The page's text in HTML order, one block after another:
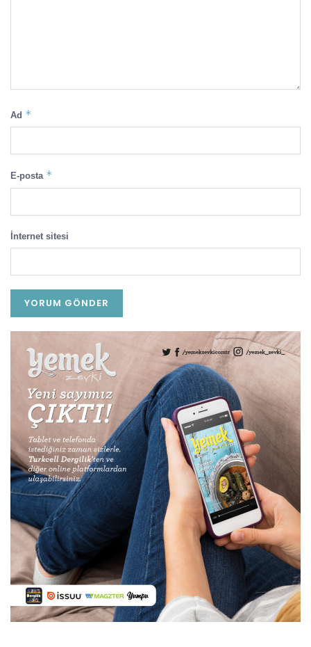
Ad *
E-posta *
İnternet sitesi